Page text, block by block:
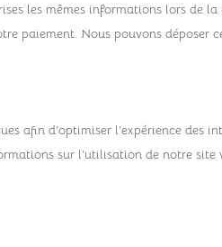
les mêmes informations lors de
paiement. Nous pouvons déposer
afin d’optimiser l’expérience des
sur l’utilisation de notre